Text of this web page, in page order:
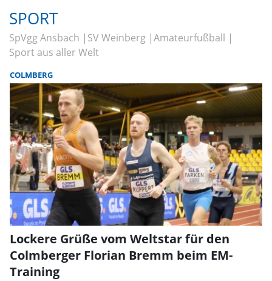
SPORT
SpVgg Ansbach SV Weinberg Amateurfußball
Sport aus aller Welt
COLMBERG
Lockere Grüße vom Weltstar für den
Colmberger Florian Bremm beim EM-
Training